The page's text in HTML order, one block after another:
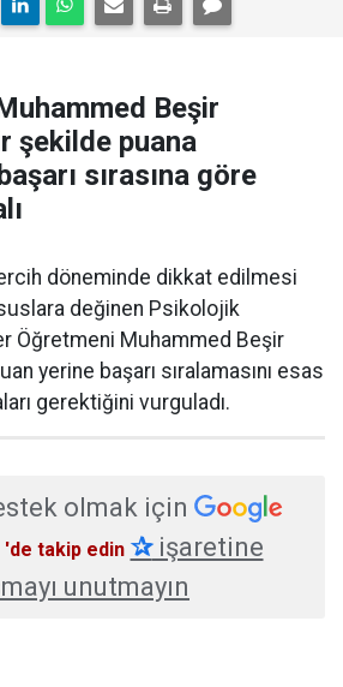
Beşir
şekilde puana
sırasına göre
döneminde dikkat edilmesi
değinen Psikolojik
Öğretmeni Muhammed Beşir
yerine başarı sıralamasını esas
gerektiğini vurguladı.
olmak için
'de takip edin ✰işaretine
unutmayın